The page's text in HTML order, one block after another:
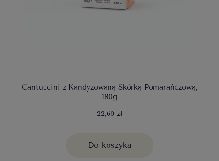
Cantuccini z Kandyzowaną Skórką Pomarańczową,
180g
22,60 zł
Do koszyka